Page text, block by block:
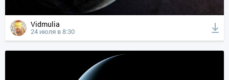
Vidmulia
24 июля в 8:30